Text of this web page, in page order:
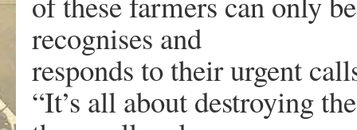
recognises and
responds to their urgent
“It’s all about destroying